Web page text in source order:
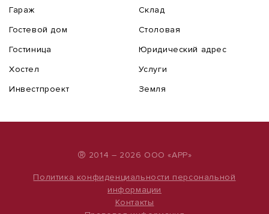
Гараж
Гостевой дом
Гостиница
Хостел
Инвестпроект
Склад
Столовая
Юридический адрес
Услуги
Земля
® 2014 – 2026 ООО «АРР»
Политика конфиденциальности персональной
информации
Контакты